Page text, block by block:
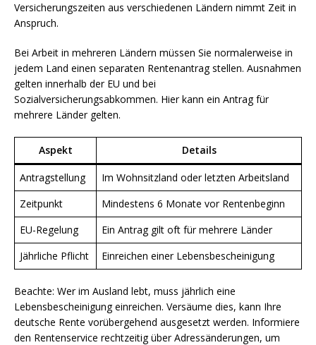
Versicherungszeiten aus verschiedenen Ländern nimmt Zeit in
Anspruch.
Bei Arbeit in mehreren Ländern müssen Sie normalerweise in
jedem Land einen separaten Rentenantrag stellen. Ausnahmen
gelten innerhalb der EU und bei
Sozialversicherungsabkommen. Hier kann ein Antrag für
mehrere Länder gelten.
Aspekt Details
Antragstellung
Im Wohnsitzland oder letzten Arbeitsland
Zeitpunkt
Mindestens 6 Monate vor Rentenbeginn
EU-Regelung
Ein Antrag gilt oft für mehrere Länder
Jährliche Pflicht
Einreichen einer Lebensbescheinigung
Beachte: Wer im Ausland lebt, muss jährlich eine
Lebensbescheinigung einreichen. Versäume dies, kann Ihre
deutsche Rente vorübergehend ausgesetzt werden. Informiere
den Rentenservice rechtzeitig über Adressänderungen, um